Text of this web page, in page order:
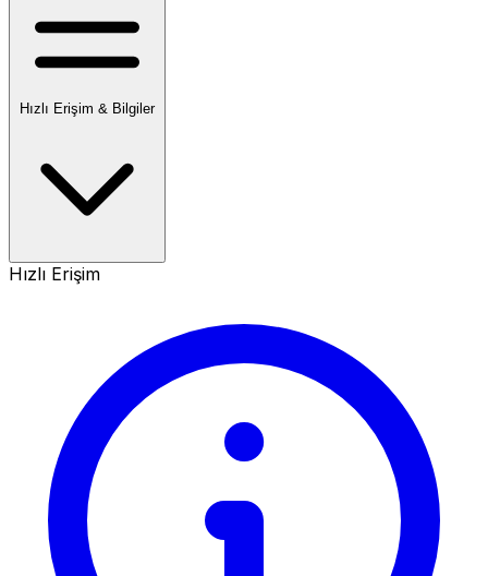
Hızlı Erişim & Bilgiler
Hızlı Erişim